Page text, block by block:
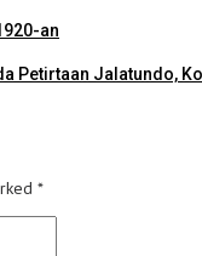
an
Petirtaan Jalatundo,
*